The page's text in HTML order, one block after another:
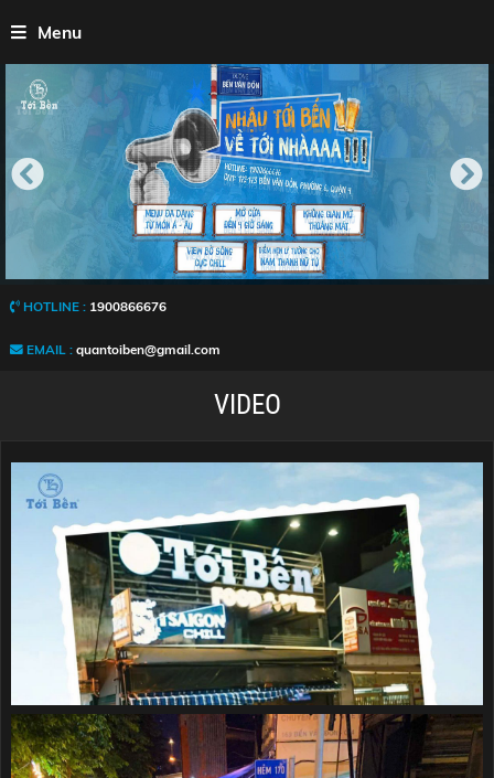
Menu
HOTLINE : 1900866676
EMAIL : quantoiben@gmail.com
VIDEO